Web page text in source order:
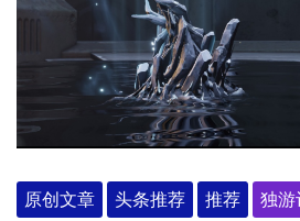
原创文章 头条推荐 推荐 独游